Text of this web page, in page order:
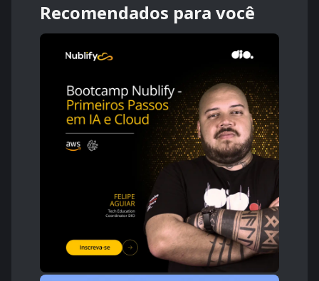
Recomendados para você